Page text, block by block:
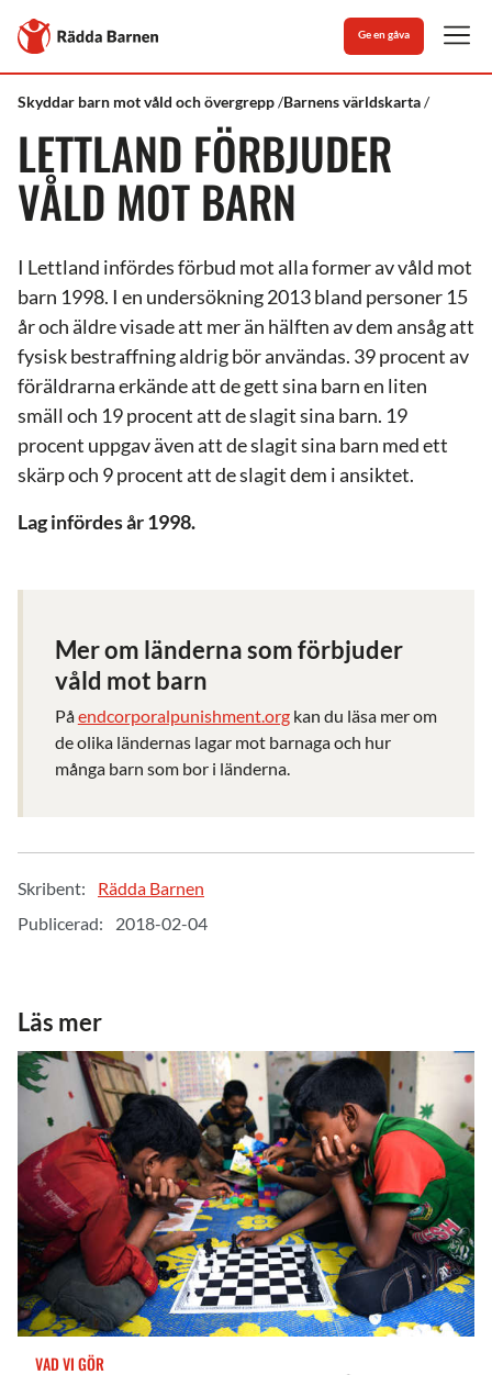
Till
Rädda
Barnens
Ge en gåva
Rädda
Vad
gör
Skyddar barn mot våld och övergrepp Barnens världskarta
Lettland
LETTLAND FÖRBJUDER
VÅLD MOT BARN
I Lettland infördes förbud mot alla former av våld mot
barn 1998. I en undersökning 2013 bland personer 15
år och äldre visade att mer än hälften av dem ansåg att
fysisk bestraffning aldrig bör användas. 39 procent av
föräldrarna erkände att de gett sina barn en liten
smäll och 19 procent att de slagit sina barn. 19
procent uppgav även att de slagit sina barn med ett
skärp och 9 procent att de slagit dem i ansiktet.
Lag infördes år 1998.
Mer om länderna som förbjuder
våld mot barn
Påendcorporalpunishment.orgkan du läsa mer om
de olika ländernas lagar mot barnaga och hur
många barn som bor i länderna.
Skribent:
Rädda Barnen
Publicerad:
2018-02-04
Läs mer
VAD VI GÖR